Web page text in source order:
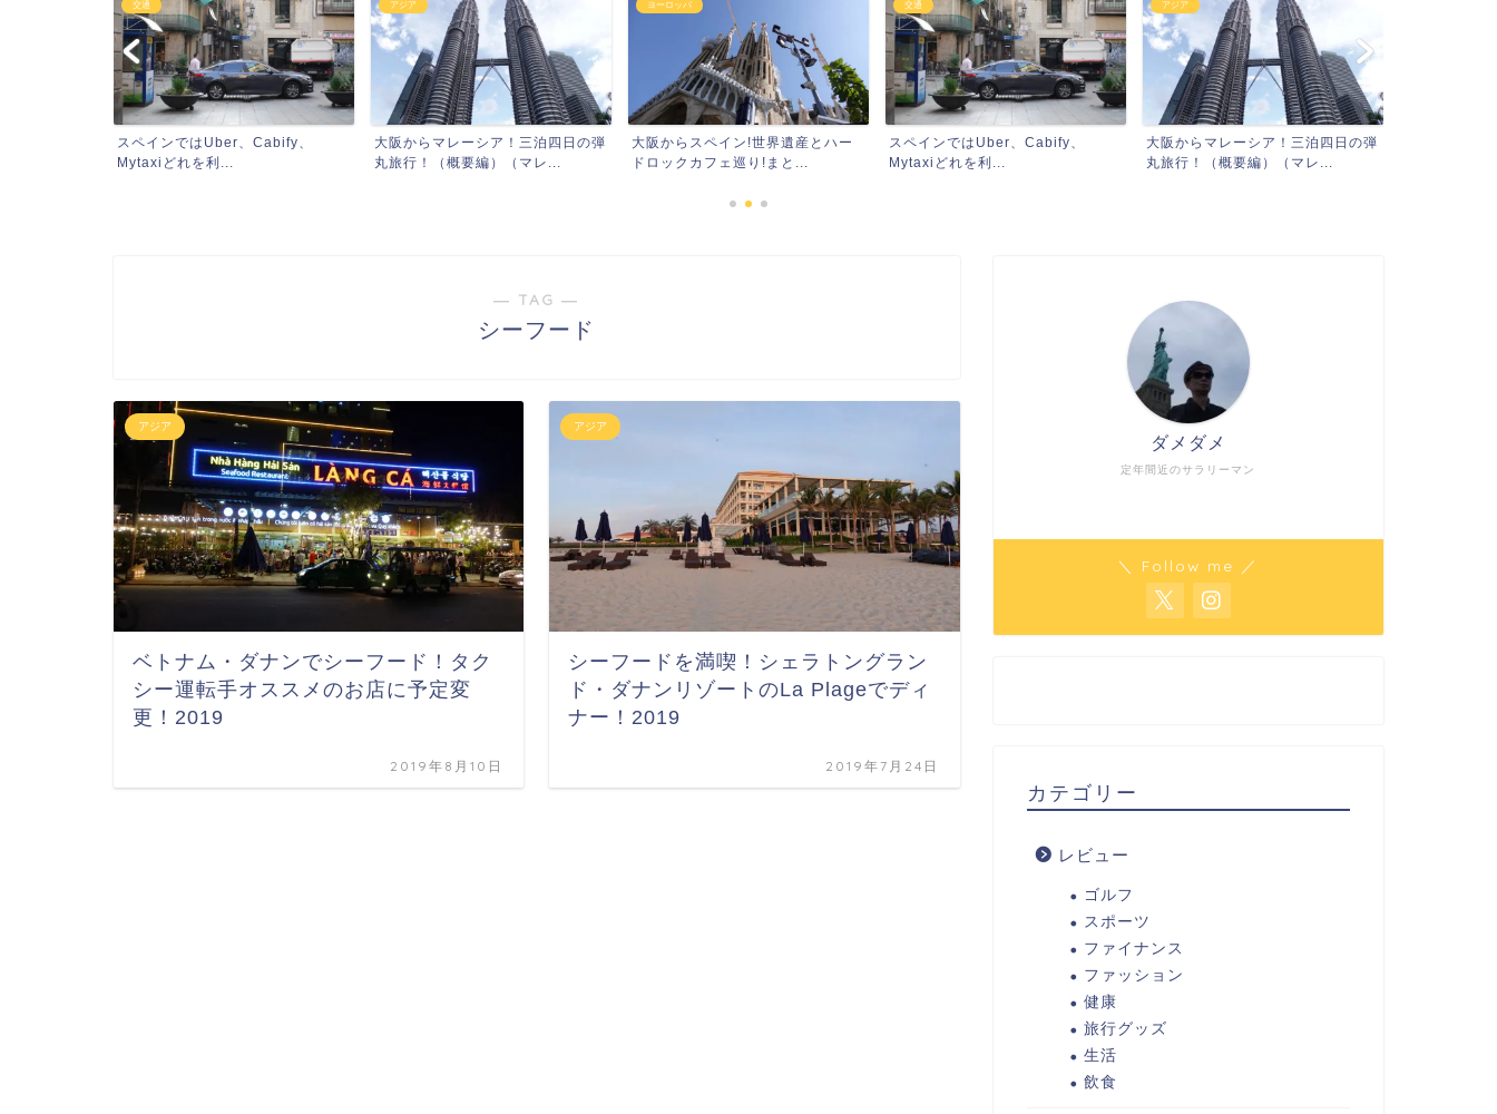
交通
スペインではUber、Cabify、
Mytaxiどれを利...
アジア
大阪からマレーシア！三泊四日の弾
丸旅行！（概要編）（マレ...
ヨーロッパ
大阪からスペイン!世界遺産とハー
ドロックカフェ巡り!まと...
交通
スペインではUber、Cabify、
Mytaxiどれを利...
アジア
大阪からマレーシア！三泊四日の弾
丸旅行！（概要編）（マレ...
― TAG ―
シーフード
アジア
ベトナム・ダナンでシーフード！タク
シー運転手オススメのお店に予定変
更！2019
2019年8月10日
アジア
シーフードを満喫！シェラトングラン
ド・ダナンリゾートのLa Plageでディ
ナー！2019
2019年7月24日
定年間近のサラリーマン
ダメダメ
＼ Follow me ／
カテゴリー
レビュー
ゴルフ
スポーツ
ファイナンス
ファッション
健康
旅行グッズ
生活
飲食